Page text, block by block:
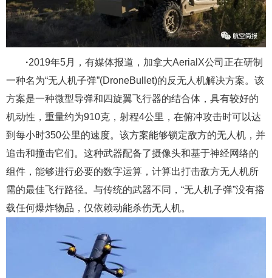
·2019年5月，有媒体报道，加拿大AerialX公司正在研制
一种名为“无人机子弹”(DroneBullet)的反无人机解决方案。该
方案是一种微型导弹和四旋翼飞行器的结合体，具有较好的
机动性，重量约为910克，射程4公里，在俯冲攻击时可以达
到每小时350公里的速度。该方案能够锁定敌方的无人机，并
追击和撞击它们。这种武器配备了摄像头和基于神经网络的
组件，能够进行必要的数字运算，计算出打击敌方无人机所
需的最佳飞行路径。与传统的武器不同，“无人机子弹”没有搭
载任何爆炸物品，仅依赖动能杀伤无人机。